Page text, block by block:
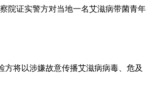
院证实警方对当地一名艾滋病带菌青年
将以涉嫌故意传播艾滋病病毒、危及